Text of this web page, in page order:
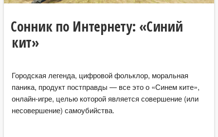
Сонник по Интернету: «Cиний
кит»
Городская легенда, цифровой фольклор, моральная
паника, продукт постправды — все это о «Синем ките»,
онлайн-игре, целью которой является совершение (или
несовершение) самоубийства.